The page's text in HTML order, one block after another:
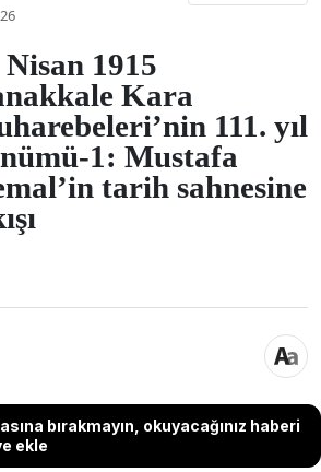
Nisan 1915
Kara
111. yıl
1: Mustafa
tarih sahnesine
bırakmayın, okuyacağınız haberi
ekle